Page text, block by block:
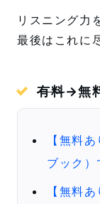
リスニング力
最後はこれに
有料→無
【無料
ブック
【無料